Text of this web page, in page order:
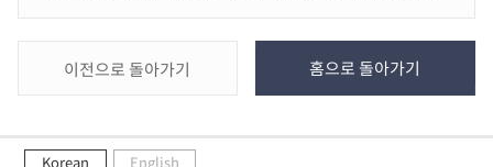
이전으로 돌아가기 홈으로 돌아가기
Korean English